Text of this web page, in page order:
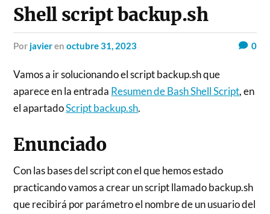
Shell script backup.sh
por javierenoctubre 31, 2023 0
Vamos a ir solucionando el script backup.sh que
aparece en la entrada Resumen de Bash Shell Script, en
el apartadoScript backup.sh.
Enunciado
Con las bases del script con el que hemos estado
practicando vamos a crear un script llamado backup.sh
que recibirá por parámetro el nombre de un usuario del